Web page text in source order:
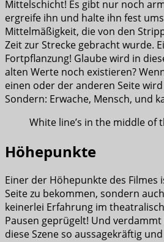
Mittelschicht! Es gibt nur noch
ergreife ihn und halte ihn fest
Mittelmäßigkeit, die von den
Zeit zur Strecke gebracht wurde.
Fortpflanzung! Glaube wird in
alten Werte noch existieren?
einen oder der anderen Seite
Sondern: Erwache, Mensch, und
White line’s in the middle of
Höhepunkte
Einer der Höhepunkte des Filmes
Seite zu bekommen, sondern
keinerlei Erfahrung im
Pausen geprügelt! Und
diese Szene so aussagekräftig